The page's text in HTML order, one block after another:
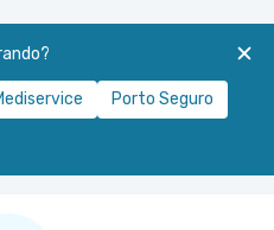
Porto Seguro